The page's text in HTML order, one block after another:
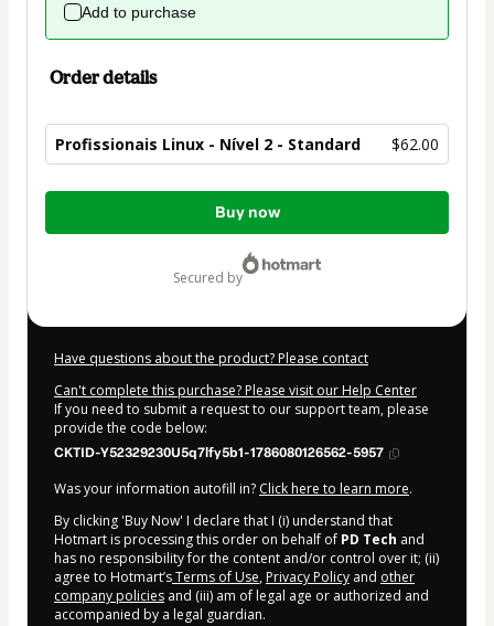
Add to purchase
Order details
Profissionais Linux - Nível 2 - Standard $62.00
Total
Buy now
secured by
Have questions about the product? Please contact
Can't complete this purchase? Please visit our Help Center
If you need to submit a request to our support team, please
provide the code below:
CKTID-Y52329230U5q7lfy5b1-1786080126562-5957
Was your information autofill in? Click here to learn more.
By clicking 'Buy Now' I declare that I (i) understand that
Hotmart is processing this order on behalf of PD Tech and
has no responsibility for the content and/or control over it; (ii)
agree to Hotmart’sTerms of Use, Privacy Policy and other
company policies and (iii) am of legal age or authorized and
accompanied by a legal guardian.